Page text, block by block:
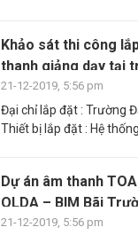
Khảo sát thi công
thanh giảng dạy tại
21-12-2019, 5:56 pm
Đại chỉ lắp đặt : Trường
Thiết bị lắp đặt : Hệ
Dự án âm thanh
QLDA – BIM Bãi
Kiên Giang
21-12-2019, 5:56 pm